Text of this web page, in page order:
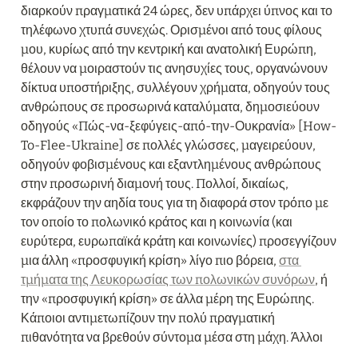
διαρκούν πραγματικά 24 ώρες, δεν υπάρχει ύπνος και το
τηλέφωνο χτυπά συνεχώς. Ορισμένοι από τους φίλους
μου, κυρίως από την κεντρική και ανατολική Ευρώπη,
θέλουν να μοιραστούν τις ανησυχίες τους, οργανώνουν
δίκτυα υποστήριξης, συλλέγουν χρήματα, οδηγούν τους
ανθρώπους σε προσωρινά καταλύματα, δημοσιεύουν
οδηγούς «Πώς-να-ξεφύγεις-από-την-Ουκρανία» [How-
To-Flee-Ukraine] σε πολλές γλώσσες, μαγειρεύουν,
οδηγούν φοβισμένους και εξαντλημένους ανθρώπους
στην προσωρινή διαμονή τους. Πολλοί, δικαίως,
εκφράζουν την αηδία τους για τη διαφορά στον τρόπο με
τον οποίο το πολωνικό κράτος και η κοινωνία (και
ευρύτερα, ευρωπαϊκά κράτη και κοινωνίες) προσεγγίζουν
μια άλλη «προσφυγική κρίση» λίγο πιο βόρεια, στα
τμήματα της Λευκορωσίας των πολωνικών συνόρων, ή
την «προσφυγική κρίση» σε άλλα μέρη της Ευρώπης.
Κάποιοι αντιμετωπίζουν την πολύ πραγματική
πιθανότητα να βρεθούν σύντομα μέσα στη μάχη. Άλλοι